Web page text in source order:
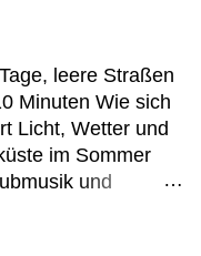
leere Straßen
Minuten Wie sich
Licht, Wetter und
im Sommer
und